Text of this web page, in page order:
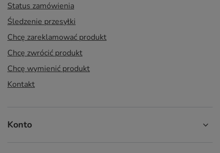
Status zamówienia
Śledzenie przesyłki
Chcę zareklamować produkt
Chcę zwrócić produkt
Chcę wymienić produkt
Kontakt
Konto